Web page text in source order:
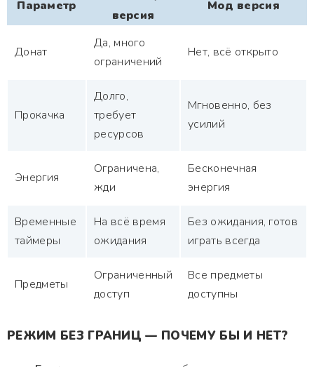
Параметр
версия
Мод версия
Донат
Да, много
ограничений
Нет, всё открыто
Прокачка
Долго,
требует
ресурсов
Мгновенно, без
усилий
Энергия
Ограничена,
жди
Бесконечная
энергия
Временные
таймеры
На всё время
ожидания
Без ожидания, готов
играть всегда
Предметы
Ограниченный
доступ
Все предметы
доступны
РЕЖИМ БЕЗ ГРАНИЦ — ПОЧЕМУ БЫ И НЕТ?